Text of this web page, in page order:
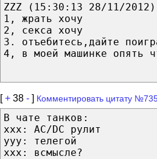
ZZZ (15:30:13 28/11/2012)
1, жрать хочу
2, секса хочу
3. отъебитесь,дайте
4, в моей машинке опять
[+ 38 - ] Комментировать цитату
В чате танков:
xxx: AC/DC рулит
yyy: телегой
xxx: всмысле?